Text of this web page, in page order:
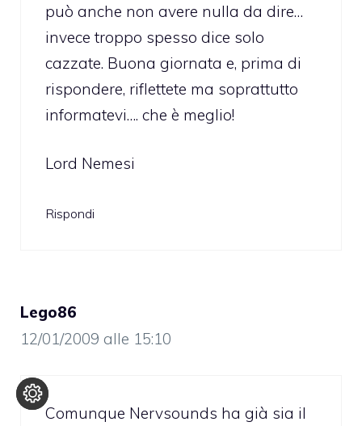
può anche non avere nulla da dire…
invece troppo spesso dice solo
cazzate. Buona giornata e, prima di
rispondere, riflettete ma soprattutto
informatevi…. che è meglio!
Lord Nemesi
Rispondi
Lego86
12/01/2009 alle 15:10
Comunque Nervsounds ha già sia il